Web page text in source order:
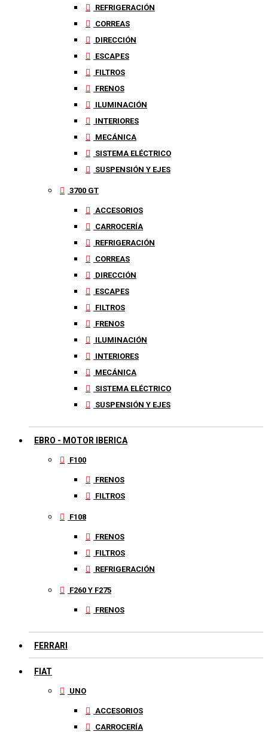
REFRIGERACIÓN
CORREAS
DIRECCIÓN
ESCAPES
FILTROS
FRENOS
ILUMINACIÓN
INTERIORES
MECÁNICA
SISTEMA ELÉCTRICO
SUSPENSIÓN Y EJES
3700 GT
ACCESORIOS
CARROCERÍA
REFRIGERACIÓN
CORREAS
DIRECCIÓN
ESCAPES
FILTROS
FRENOS
ILUMINACIÓN
INTERIORES
MECÁNICA
SISTEMA ELÉCTRICO
SUSPENSIÓN Y EJES
EBRO - MOTOR IBERICA
F100
FRENOS
FILTROS
F108
FRENOS
FILTROS
REFRIGERACIÓN
F260 Y F275
FRENOS
FERRARI
FIAT
UNO
ACCESORIOS
CARROCERÍA